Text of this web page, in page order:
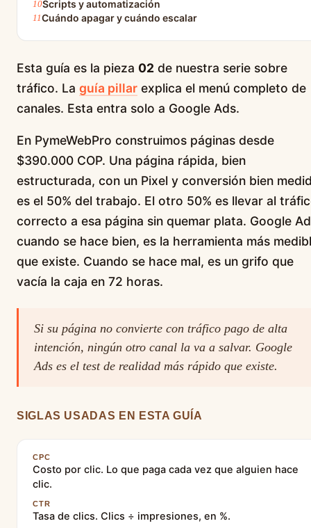
Scripts y automatización
Cuándo apagar y cuándo escalar
Esta guía es la pieza 02 de nuestra serie sobre
tráfico. La guía pillar explica el menú completo de
canales. Esta entra solo a Google Ads.
En PymeWebPro construimos páginas desde
$390.000 COP. Una página rápida, bien
estructurada, con un Pixel y conversión bien
es el 50% del trabajo. El otro 50% es llevar al
correcto a esa página sin quemar plata. Google
cuando se hace bien, es la herramienta más
que existe. Cuando se hace mal, es un grifo que
vacía la caja en 72 horas.
Si su página no convierte con tráfico pago de alta
intención, ningún otro canal la va a salvar. Google
Ads es el test de realidad más rápido que existe.
SIGLAS USADAS EN ESTA GUÍA
CPC
Costo por clic. Lo que paga cada vez que alguien hace
clic.
CTR
Tasa de clics. Clics ÷ impresiones, en %.